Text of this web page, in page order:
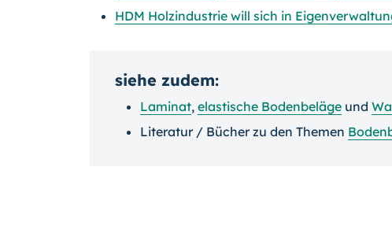
HDM Holzindustrie will sich in
siehe zudem:
Laminat, elastische Bodenbeläge und
Literatur / Bücher zu den Themen